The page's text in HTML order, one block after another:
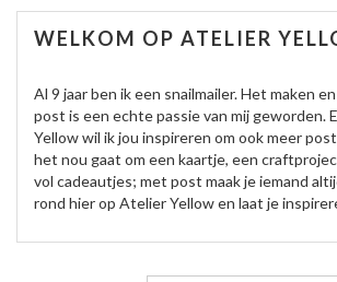
WELKOM OP ATELIER
Al 9 jaar ben ik een snailmailer. Het maken
post is een echte passie van mij geworden.
Yellow wil ik jou inspireren om ook meer
het nou gaat om een kaartje, een
vol cadeautjes; met post maak je iemand
rond hier op Atelier Yellow en laat je